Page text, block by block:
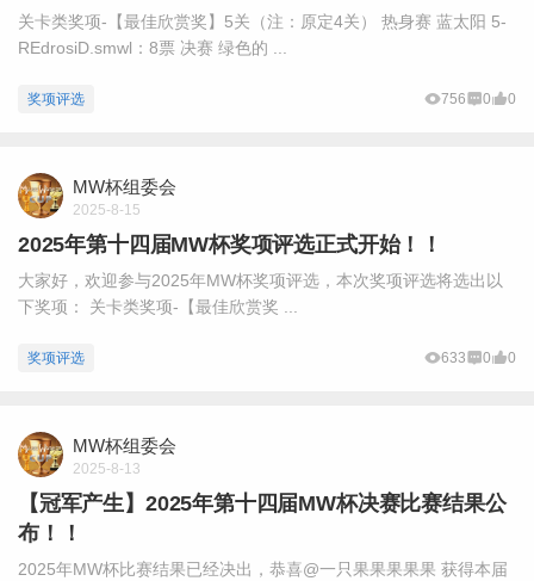
关卡类奖项-【最佳欣赏奖】5关（注：原定4关） 热身赛 蓝太阳 5-
REdrosiD.smwl：8票 决赛 绿色的 ...
奖项评选 756 0 0
MW杯组委会
2025-8-15
2025年第十四届MW杯奖项评选正式开始！！
大家好，欢迎参与2025年MW杯奖项评选，本次奖项评选将选出以
下奖项： 关卡类奖项-【最佳欣赏奖 ...
奖项评选 633 0 0
MW杯组委会
2025-8-13
【冠军产生】2025年第十四届MW杯决赛比赛结果公
布！！
2025年MW杯比赛结果已经决出，恭喜@一只果果果果果 获得本届